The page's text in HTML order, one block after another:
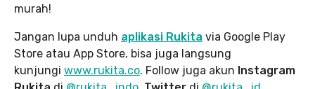
murah!
Jangan lupa unduh aplikasi Rukita via Google Play
Store atau App Store, bisa juga langsung
kunjungi www.rukita.co. Follow juga akun Instagram